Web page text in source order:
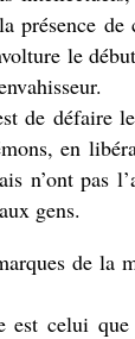
présence
le
de défaire
en
n’ont pas
gens.
de la
est celui